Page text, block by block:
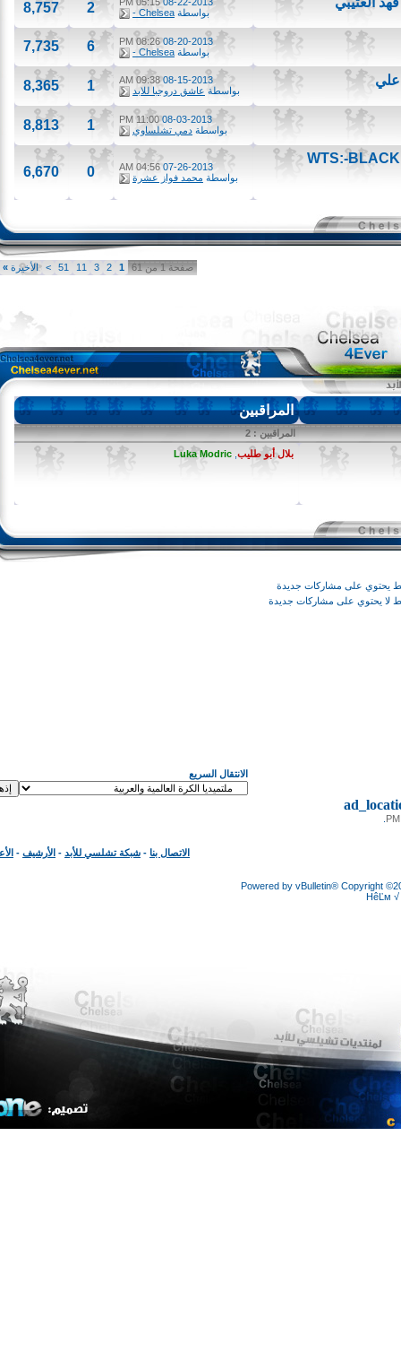
بواسطةChelsea -
2
8,757
08-20-2013
08:26 PM
بواسطةChelsea -
6
7,735
08-15-2013
09:38 AM
بواسطةعاشق دروجبا للابد 1
8,365
08-03-2013
11:00 PM
بواسطةدمي تشلساوي 1
8,813
WTS:-
07-26-2013
04:56 AM
بواسطةمحمد فواز عشرة 6,670
صفحة 1 من 61 1
2
11
51
> الأخيرة»
المراقبين
المراقبين : 2
بلال أبو طليب,
Luka Modric
على مشاركات جديدة
على مشاركات جديدة
الانتقال السريع
الاتصال بنا- شبكة تشلسي للأبد -الأرشيف-الأعلى
Powered by vBulletin®